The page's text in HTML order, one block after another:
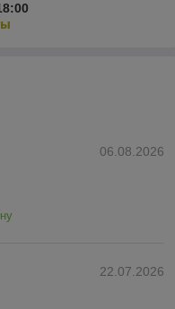
06.08.2026
22.07.2026